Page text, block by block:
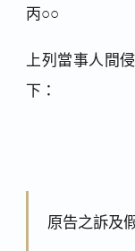
丙○○
上列當事人間
下：
原告之訴及